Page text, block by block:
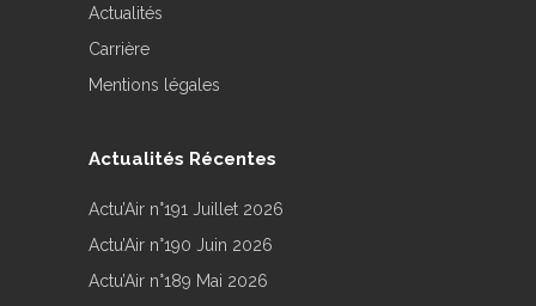
Actualités
Carrière
Mentions légales
Actualités Récentes
Actu’Air n°191 Juillet 2026
Actu’Air n°190 Juin 2026
Actu’Air n°189 Mai 2026